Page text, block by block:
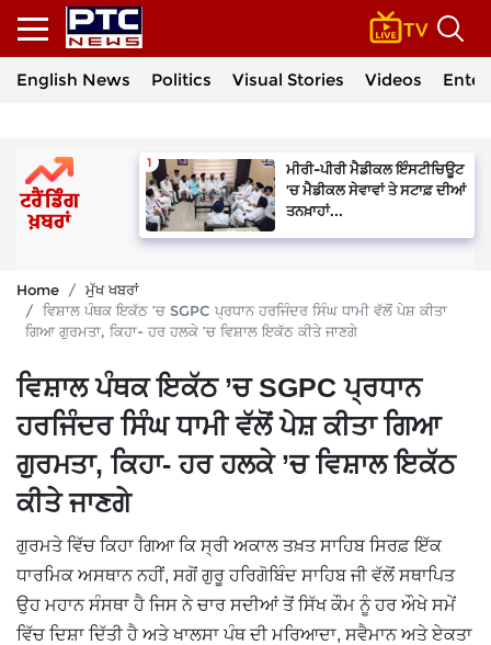
English News Politics Visual Stories Videos
ਮੀਰੀ-ਪੀਰੀ ਮੈਡੀਕਲ ਇੰਸਟੀਚਿਊਟ
’ਚ ਮੈਡੀਕਲ ਸੇਵਾਵਾਂ ਤੇ ਸਟਾਫ਼ ਦੀਆਂ
ਤਨਖ਼ਾਹਾਂ...
Home
ਮੁੱਖ ਖਬਰਾਂ
ਵਿਸ਼ਾਲ ਪੰਥਕ ਇਕੱਠ ’ਚ SGPC ਪ੍ਰਧਾਨ ਹਰਜਿੰਦਰ ਸਿੰਘ ਧਾਮੀ ਵੱਲੋਂ ਪੇਸ਼ ਕੀਤਾ
ਗਿਆ ਗੁਰਮਤਾ, ਕਿਹਾ- ਹਰ ਹਲਕੇ ’ਚ ਵਿਸ਼ਾਲ ਇਕੱਠ ਕੀਤੇ ਜਾਣਗੇ
ਵਿਸ਼ਾਲ ਪੰਥਕ ਇਕੱਠ ’ਚ SGPC ਪ੍ਰਧਾਨ
ਹਰਜਿੰਦਰ ਸਿੰਘ ਧਾਮੀ ਵੱਲੋਂ ਪੇਸ਼ ਕੀਤਾ ਗਿਆ
ਗੁਰਮਤਾ, ਕਿਹਾ- ਹਰ ਹਲਕੇ ’ਚ ਵਿਸ਼ਾਲ ਇਕੱਠ
ਕੀਤੇ ਜਾਣਗੇ
ਗੁਰਮਤੇ ਵਿੱਚ ਕਿਹਾ ਗਿਆ ਕਿ ਸ੍ਰੀ ਅਕਾਲ ਤਖ਼ਤ ਸਾਹਿਬ ਸਿਰਫ਼ ਇੱਕ
ਧਾਰਮਿਕ ਅਸਥਾਨ ਨਹੀਂ, ਸਗੋਂ ਗੁਰੂ ਹਰਿਗੋਬਿੰਦ ਸਾਹਿਬ ਜੀ ਵੱਲੋਂ ਸਥਾਪਿਤ
ਉਹ ਮਹਾਨ ਸੰਸਥਾ ਹੈ ਜਿਸ ਨੇ ਚਾਰ ਸਦੀਆਂ ਤੋਂ ਸਿੱਖ ਕੌਮ ਨੂੰ ਹਰ ਔਖੇ ਸਮੇਂ
ਵਿੱਚ ਦਿਸ਼ਾ ਦਿੱਤੀ ਹੈ ਅਤੇ ਖਾਲਸਾ ਪੰਥ ਦੀ ਮਰਿਆਦਾ, ਸਵੈਮਾਨ ਅਤੇ ਏਕਤਾ